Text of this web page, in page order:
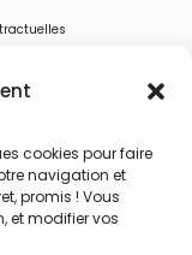
cookies pour faire
navigation et
promis ! Vous
et modifier vos
pour récupérer l’eau de
l’eau d’un forage,
pour décontaminer de
solaires.
ESA Evolutions,
notre richesse et nous
de vie.